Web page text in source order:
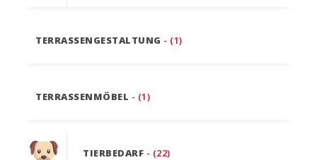
TERRASSENGESTALTUNG - (1)
TERRASSENMÖBEL - (1)
TIERBEDARF - (22)